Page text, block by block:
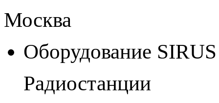
Москва
Оборудование SIRUS
Радиостанции